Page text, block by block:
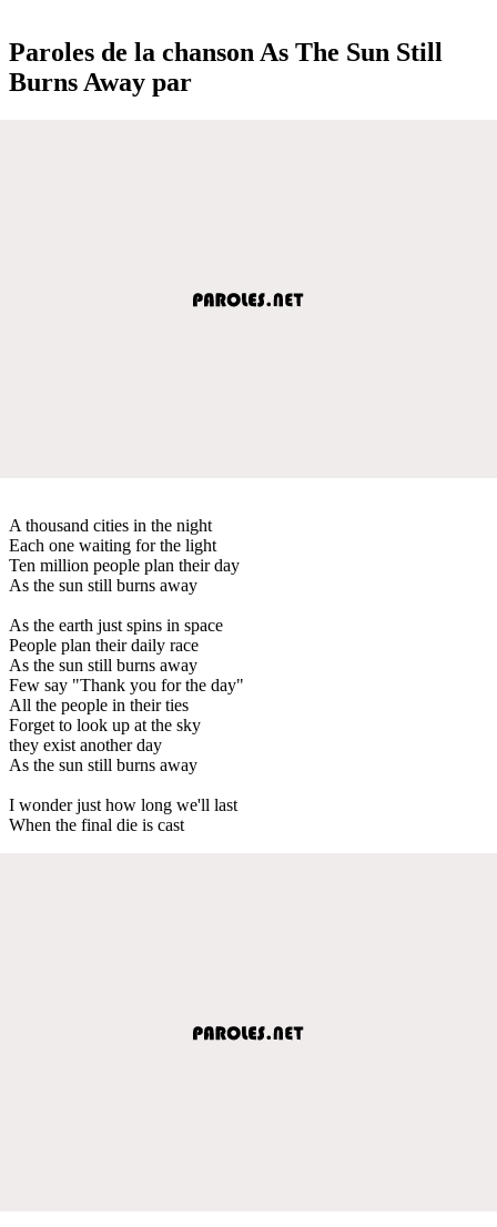
Paroles de la chanson As The Sun Still
Burns Away par
A thousand cities in the night
Each one waiting for the light
Ten million people plan their day
As the sun still burns away
As the earth just spins in space
People plan their daily race
As the sun still burns away
Few say "Thank you for the day"
All the people in their ties
Forget to look up at the sky
they exist another day
As the sun still burns away
I wonder just how long we'll last
When the final die is cast